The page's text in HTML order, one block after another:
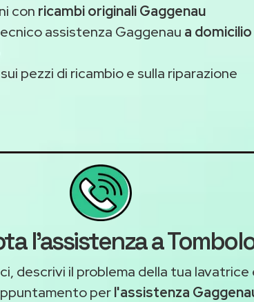
con ricambi originali Gaggenau
assistenza Gaggenau a domicilio
sui pezzi di ricambio e sulla riparazione
l'assistenza a
descrivi il problema della tua lavatrice
perl'assistenza